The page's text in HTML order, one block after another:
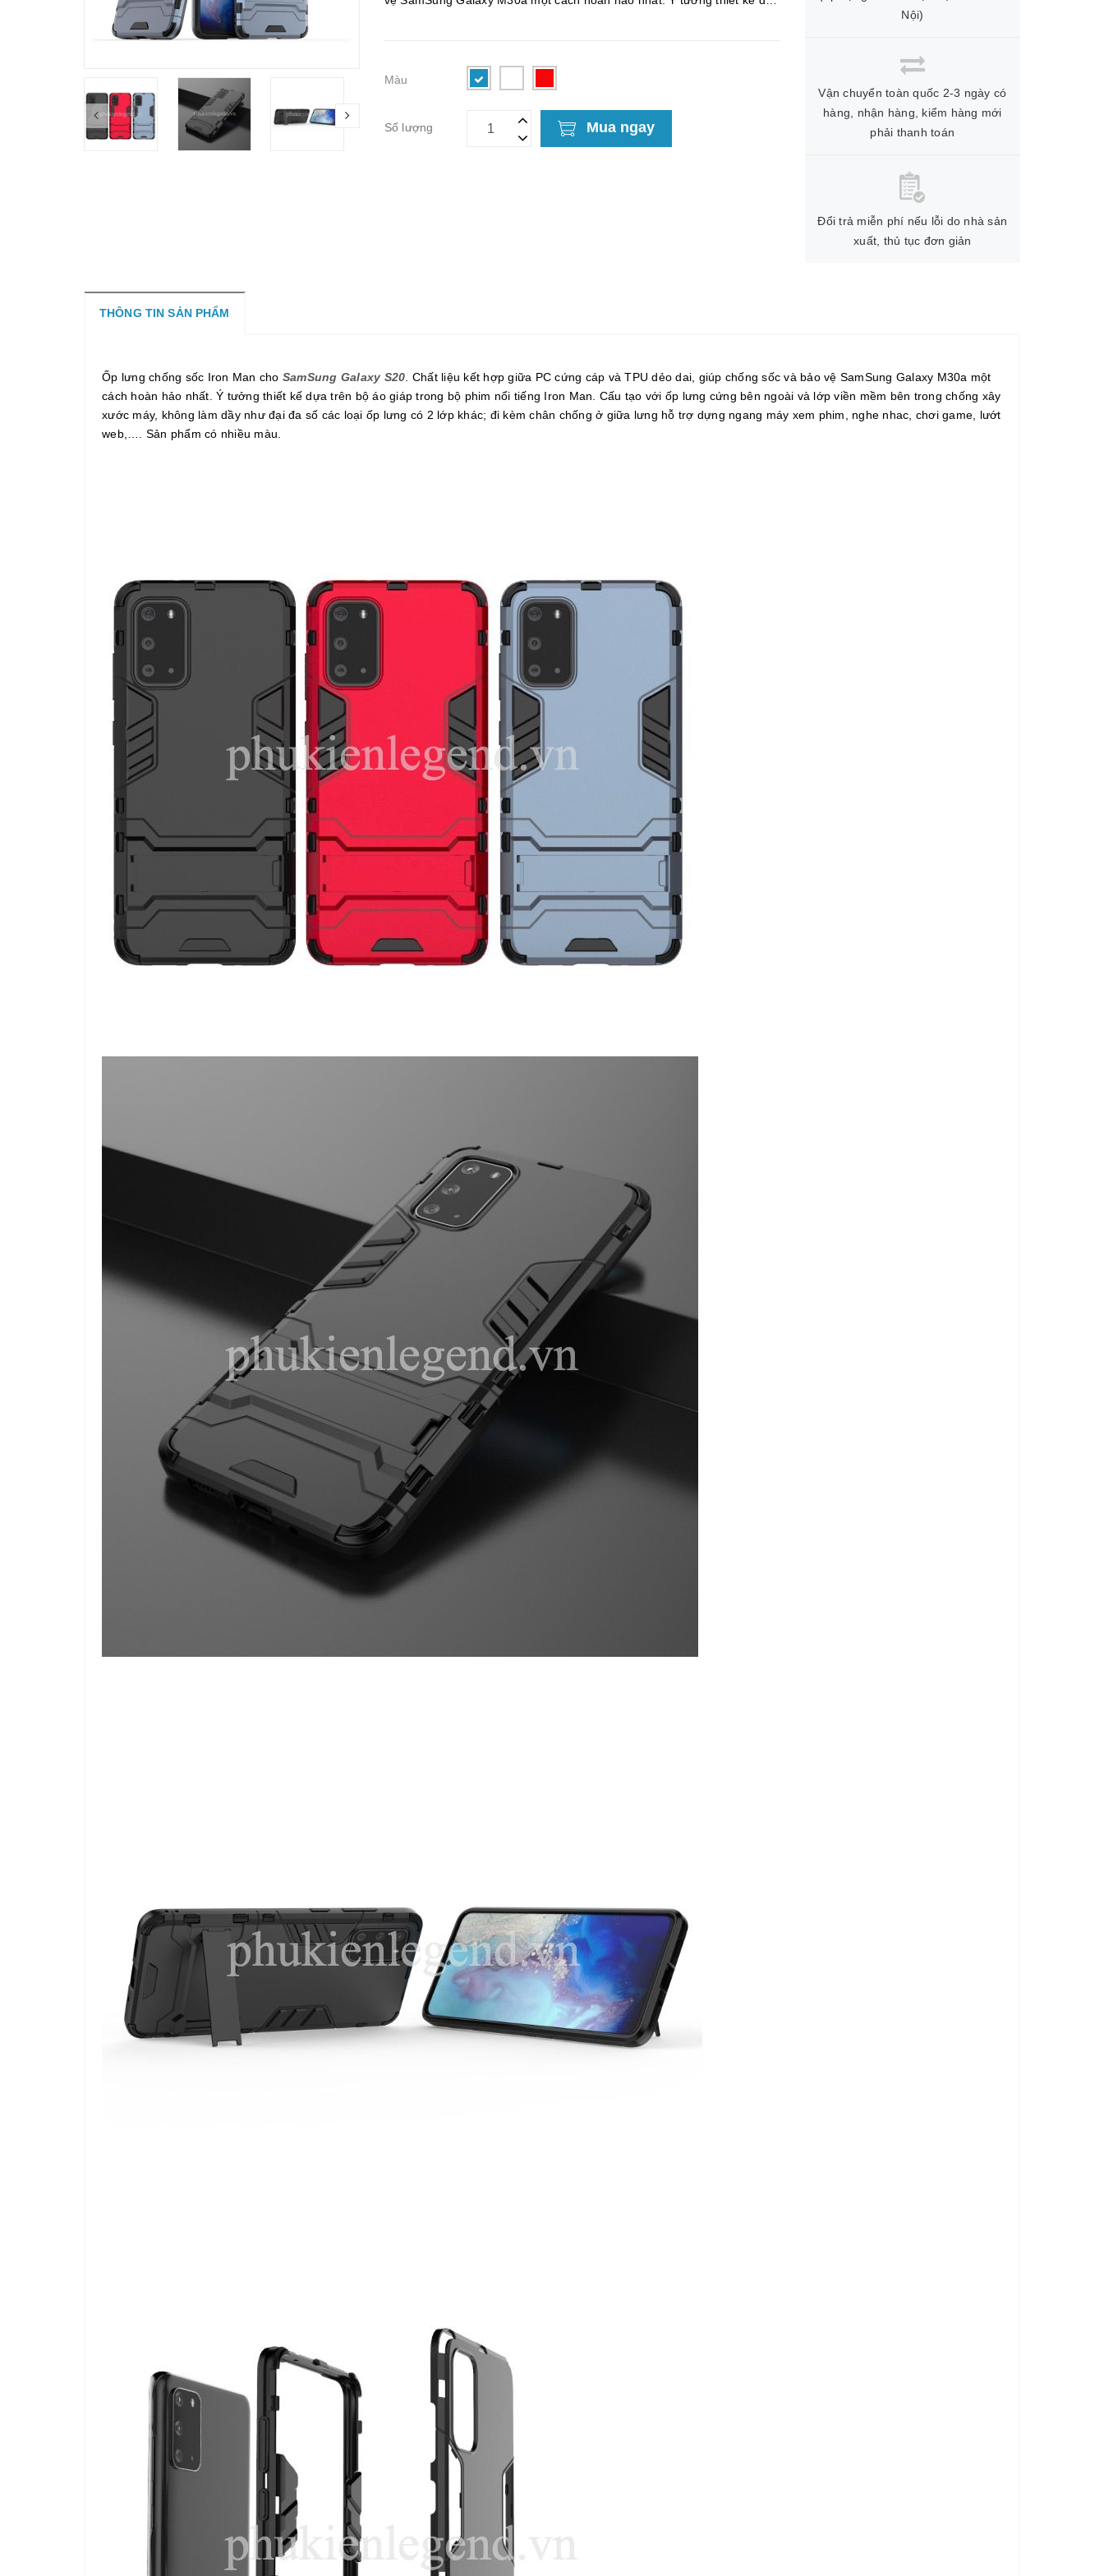
Màu
Số lượng Mua ngay
Nội)
Vận chuyển toàn quốc 2-3 ngày có
hàng, nhận hàng, kiểm hàng mới
phải thanh toán
Đổi trả miễn phí nếu lỗi do nhà sản
xuất, thủ tục đơn giản
THÔNG TIN SẢN PHẨM
Ốp lưng chống sốc Iron Man cho SamSung Galaxy S20 . Chất liệu kết hợp giữa PC cứng cáp và TPU dẻo dai, giúp chống sốc và bảo vệ SamSung Galaxy M30a một
cách hoàn hảo nhất. Ý tưởng thiết kế dựa trên bộ áo giáp trong bộ phim nổi tiếng Iron Man. Cấu tạo với ốp lưng cứng bên ngoài và lớp viền mềm bên trong chống xây
xước máy, không làm dầy như đại đa số các loại ốp lưng có 2 lớp khác; đi kèm chân chống ở giữa lưng hỗ trợ dựng ngang máy xem phim, nghe nhac, chơi game, lướt
web,…. Sản phẩm có nhiều màu.